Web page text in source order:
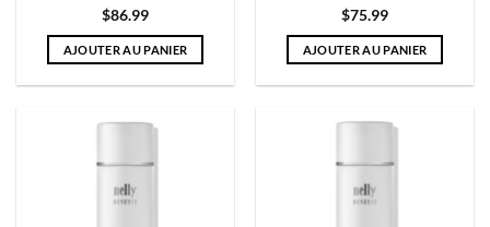
$86.99
AJOUTER AU PANIER
Note5sur
5
$75.99
AJOUTER AU PANIER